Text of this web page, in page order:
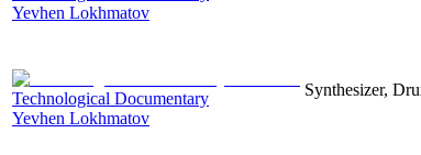
Yevhen Lokhmatov
Technological Documentary
Yevhen Lokhmatov
Synthesizer,